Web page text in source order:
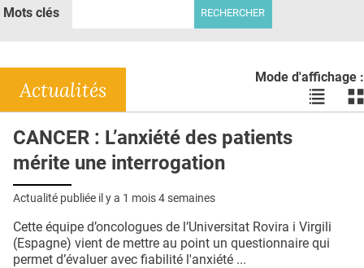
DOSSIERS
RÉSEAUX
E-REVUE SAD
QUI SOMMES-NOUS ?
Mots clés
Mode d'affichage :
Voir
les
les
Actualités
CANCER : L’anxiété des patients
mérite une interrogation
Actualité publiée il y a 1 mois 4 semaines
Cette équipe d’oncologues de l’Universitat Rovira i Virgili
(Espagne) vient de mettre au point un questionnaire qui
permet d’évaluer avec fiabilité l'anxiété ...